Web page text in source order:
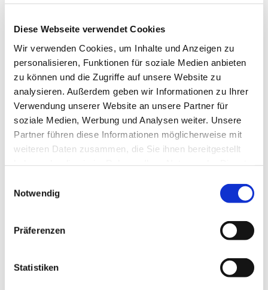
Diese Webseite verwendet Cookies
Wir verwenden Cookies, um Inhalte und Anzeigen zu
personalisieren, Funktionen für soziale Medien anbieten
zu können und die Zugriffe auf unsere Website zu
analysieren. Außerdem geben wir Informationen zu Ihrer
Verwendung unserer Website an unsere Partner für
soziale Medien, Werbung und Analysen weiter. Unsere
Partner führen diese Informationen möglicherweise mit
weiteren Daten zusammen, die Sie ihnen bereitgestellt
Notwendig
Präferenzen
Statistiken
Gottesdienste
Lebensbegleitung